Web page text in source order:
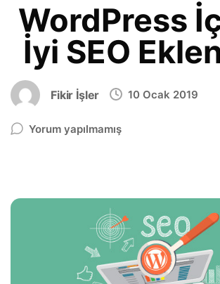
WordPress
İyi SEO
Fikir İşler 10 Ocak 2019
Yorum yapılmamış